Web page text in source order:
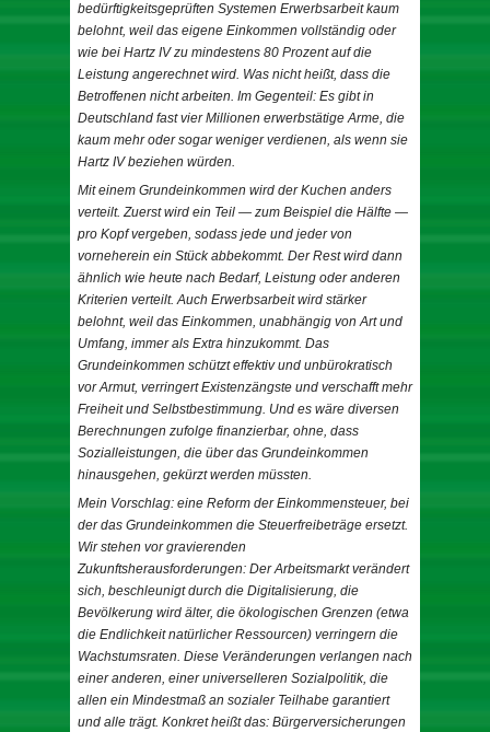
bedürftigkeitsgeprüften Systemen Erwerbsarbeit kaum
belohnt, weil das eigene Einkommen vollständig oder
wie bei Hartz IV zu mindestens 80 Prozent auf die
Leistung angerechnet wird. Was nicht heißt, dass die
Betroffenen nicht arbeiten. Im Gegenteil: Es gibt in
Deutschland fast vier Millionen erwerbstätige Arme, die
kaum mehr oder sogar weniger verdienen, als wenn sie
Hartz IV beziehen würden.
Mit einem Grundeinkommen wird der Kuchen anders
verteilt. Zuerst wird ein Teil — zum Beispiel die Hälfte —
pro Kopf vergeben, sodass jede und jeder von
vorneherein ein Stück abbekommt. Der Rest wird dann
ähnlich wie heute nach Bedarf, Leistung oder anderen
Kriterien verteilt. Auch Erwerbsarbeit wird stärker
belohnt, weil das Einkommen, unabhängig von Art und
Umfang, immer als Extra hinzukommt. Das
Grundeinkommen schützt effektiv und unbürokratisch
vor Armut, verringert Existenzängste und verschafft mehr
Freiheit und Selbstbestimmung. Und es wäre diversen
Berechnungen zufolge finanzierbar, ohne, dass
Sozialleistungen, die über das Grundeinkommen
hinausgehen, gekürzt werden müssten.
Mein Vorschlag: eine Reform der Einkommensteuer, bei
der das Grundeinkommen die Steuerfreibeträge ersetzt.
Wir stehen vor gravierenden
Zukunftsherausforderungen: Der Arbeitsmarkt verändert
sich, beschleunigt durch die Digitalisierung, die
Bevölkerung wird älter, die ökologischen Grenzen (etwa
die Endlichkeit natürlicher Ressourcen) verringern die
Wachstumsraten. Diese Veränderungen verlangen nach
einer anderen, einer universelleren Sozialpolitik, die
allen ein Mindestmaß an sozialer Teilhabe garantiert
und alle trägt. Konkret heißt das: Bürgerversicherungen